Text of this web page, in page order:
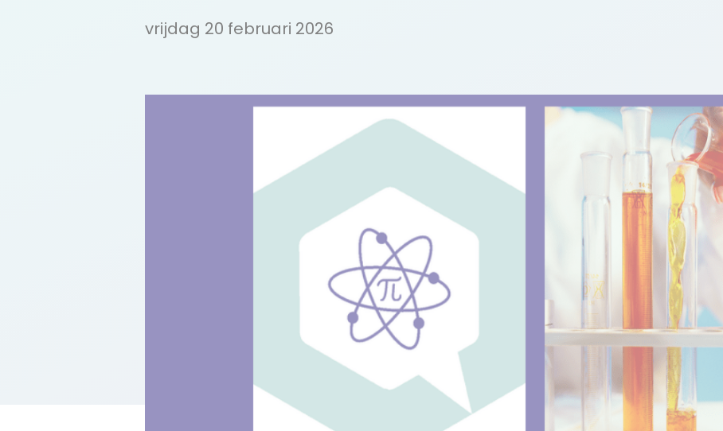
vrijdag 20 februari 2026